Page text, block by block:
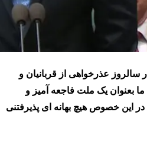
عذرخواهی از قربانیان و
بعنوان یک ملت فاجعه آمیز و
این خصوص هیچ بهانه ای پذیرفتنی